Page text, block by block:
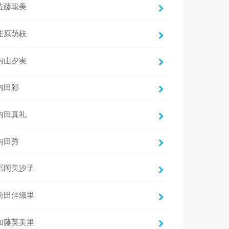
藤聡美
原萌枝
山夕実
田彩
田真礼
田秀
岡美沙子
田佳織里
藤英美里